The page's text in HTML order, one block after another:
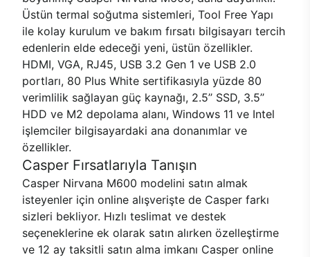
Üstün termal soğutma sistemleri, Tool Free Yapı
ile kolay kurulum ve bakım fırsatı bilgisayarı tercih
edenlerin elde edeceği yeni, üstün özellikler.
HDMI, VGA, RJ45, USB 3.2 Gen 1 ve USB 2.0
portları, 80 Plus White sertifikasıyla yüzde 80
verimlilik sağlayan güç kaynağı, 2.5’’ SSD, 3.5’’
HDD ve M2 depolama alanı, Windows 11 ve Intel
işlemciler bilgisayardaki ana donanımlar ve
özellikler.
Casper Fırsatlarıyla Tanışın
Casper Nirvana M600 modelini satın almak
isteyenler için online alışverişte de Casper farkı
sizleri bekliyor. Hızlı teslimat ve destek
seçeneklerine ek olarak satın alırken özelleştirme
ve 12 ay taksitli satın alma imkanı Casper online